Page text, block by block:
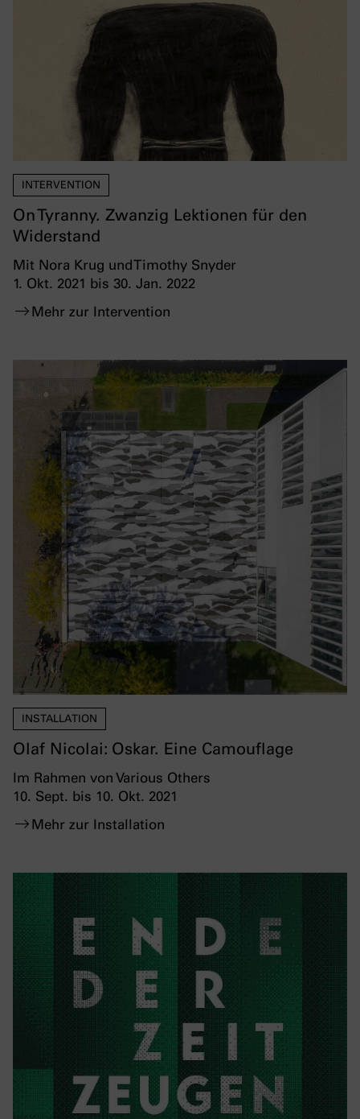
INTERVENTION
On Tyranny. Zwanzig Lektionen für den
Widerstand
Mit Nora Krug und Timothy Snyder
1. Okt. 2021 bis 30. Jan. 2022
Mehr zur Intervention
INSTALLATION
Olaf Nicolai: Oskar. Eine Camouflage
Im Rahmen von Various Others
10. Sept. bis 10. Okt. 2021
Mehr zur Installation